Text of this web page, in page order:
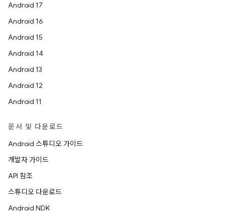
Android 17
Android 16
Android 15
Android 14
Android 13
Android 12
Android 11
문서 및 다운로드
Android 스튜디오 가이드
개발자 가이드
API 참조
스튜디오 다운로드
Android NDK